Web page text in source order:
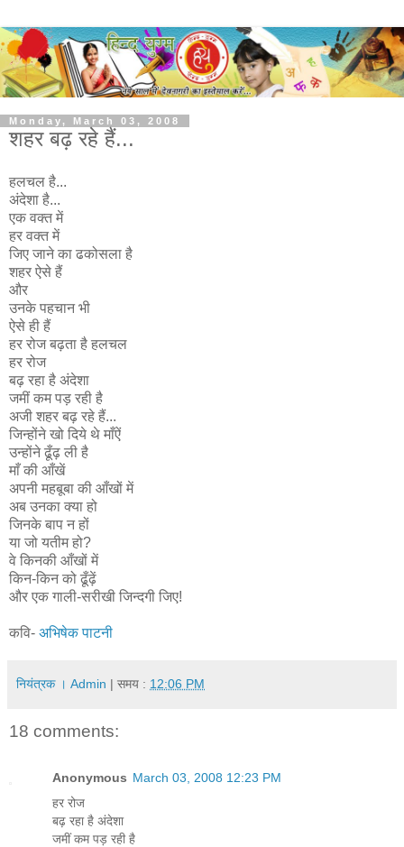
Monday, March 03, 2008
शहर बढ़ रहे हैं...
हलचल है...
अंदेशा है...
एक वक्त में
हर वक्त में
जिए जाने का ढकोसला है
शहर ऐसे हैं
और
उनके पहचान भी
ऐसे ही हैं
हर रोज बढ़ता है हलचल
हर रोज
बढ़ रहा है अंदेशा
जमीं कम पड़ रही है
अजी शहर बढ़ रहे हैं...
जिन्होंने खो दिये थे माँऐं
उन्होंने ढूँढ़ ली है
माँ की आँखें
अपनी महबूबा की आँखों में
अब उनका क्या हो
जिनके बाप न हों
या जो यतीम हो?
वे किनकी आँखों में
किन-किन को ढूँढ़ें
और एक गाली-सरीखी जिन्दगी जिए!
कवि- अभिषेक पाटनी
नियंत्रक । Admin | समय : 12:06 PM
18 comments:
Anonymous March 03, 2008 12:23 PM
हर रोज
बढ़ रहा है अंदेशा
जमीं कम पड़ रही है